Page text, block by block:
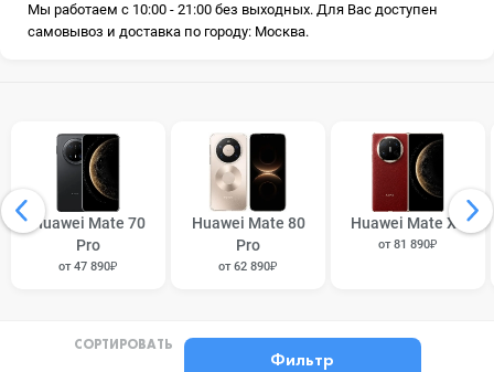
Мы работаем с 10:00 - 21:00 без выходных. Для Вас доступен
самовывоз и доставка по городу: Москва.
Huawei Mate 70
Pro
от 47 890₽
Huawei Mate 80
Pro
от 62 890₽
Huawei Mate X6
от 81 890₽
СОРТИРОВАТЬ
Фильтр